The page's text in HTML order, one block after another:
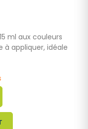
ml aux couleurs
à appliquer, idéale